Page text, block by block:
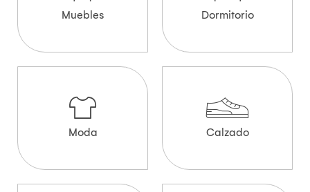
Muebles Dormitorio
Moda Calzado